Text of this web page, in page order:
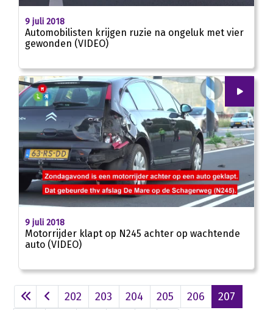
9 juli 2018
Automobilisten krijgen ruzie na ongeluk met vier
gewonden (VIDEO)
00:00
9 juli 2018
Motorrijder klapt op N245 achter op wachtende
auto (VIDEO)
202 203 204 205 206
207